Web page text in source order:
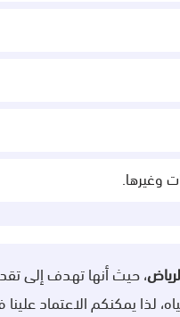
وغيرها.
، حيث أنها تهدف إلى
لذا يمكنكم الاعتماد